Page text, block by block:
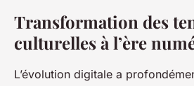
Transformation des
culturelles à l’ère
L’évolution digitale a